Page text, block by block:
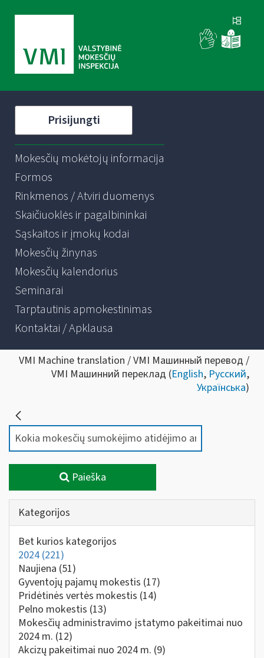
Prisijungti
Mokesčių mokėtojų informacija
Formos
Rinkmenos / Atviri duomenys
Skaičiuoklės ir pagalbininkai
Sąskaitos ir įmokų kodai
Mokesčių žinynas
Mokesčių kalendorius
Seminarai
Tarptautinis apmokestinimas
Kontaktai / Apklausa
VMI Machine translation / VMI Машинный перевод /
VMI Машинний переклад (English, Русский,
Українська)
Paieška
Kategorijos
Bet kurios kategorijos
2024 (221)
Naujiena (51)
Gyventojų pajamų mokestis (17)
Pridėtinės vertės mokestis (14)
Pelno mokestis (13)
Mokesčių administravimo įstatymo pakeitimai nuo
2024 m. (12)
Akcizų pakeitimai nuo 2024 m. (9)